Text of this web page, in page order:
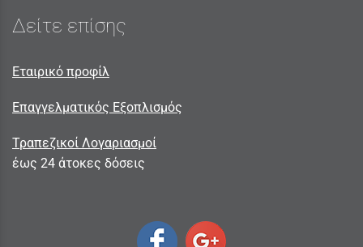
Δείτε επίσης
Εταιρικό προφίλ
Επαγγελματικός Εξοπλισμός
Τραπεζικοί Λογαριασμοί
έως 24 άτοκες δόσεις